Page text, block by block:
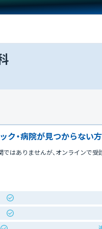
ク・病院が見つからない
はありませんが、オンラインで受